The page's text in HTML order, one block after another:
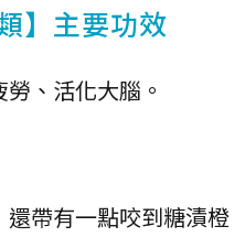
】主要功效
、活化大腦。
帶有一點咬到糖漬橙